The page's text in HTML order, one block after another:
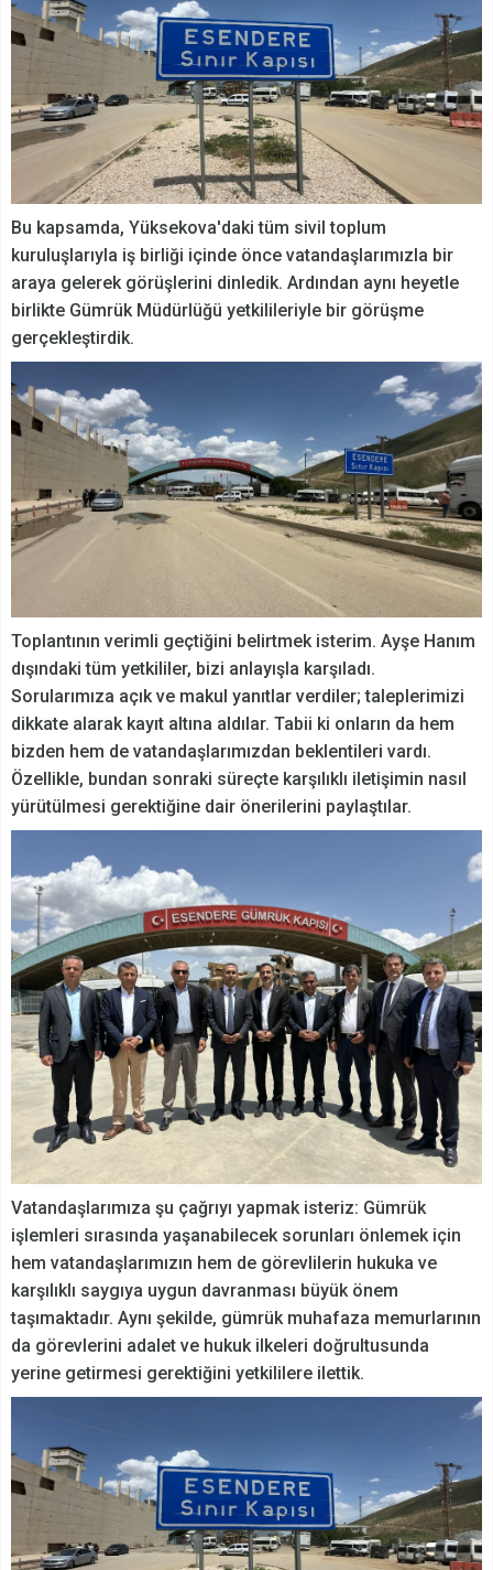
Bu kapsamda, Yüksekova'daki tüm sivil toplum
kuruluşlarıyla iş birliği içinde önce vatandaşlarımızla bir
araya gelerek görüşlerini dinledik. Ardından aynı heyetle
birlikte Gümrük Müdürlüğü yetkilileriyle bir görüşme
gerçekleştirdik.
Toplantının verimli geçtiğini belirtmek isterim. Ayşe Hanım
dışındaki tüm yetkililer, bizi anlayışla karşıladı.
Sorularımıza açık ve makul yanıtlar verdiler; taleplerimizi
dikkate alarak kayıt altına aldılar. Tabii ki onların da hem
bizden hem de vatandaşlarımızdan beklentileri vardı.
Özellikle, bundan sonraki süreçte karşılıklı iletişimin nasıl
yürütülmesi gerektiğine dair önerilerini paylaştılar.
Vatandaşlarımıza şu çağrıyı yapmak isteriz: Gümrük
işlemleri sırasında yaşanabilecek sorunları önlemek için
hem vatandaşlarımızın hem de görevlilerin hukuka ve
karşılıklı saygıya uygun davranması büyük önem
taşımaktadır. Aynı şekilde, gümrük muhafaza memurlarının
da görevlerini adalet ve hukuk ilkeleri doğrultusunda
yerine getirmesi gerektiğini yetkililere ilettik.